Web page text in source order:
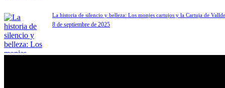
La historia de silencio y belleza: Los monjes cartujos y la Cartuja de
8 de septiembre de 2025